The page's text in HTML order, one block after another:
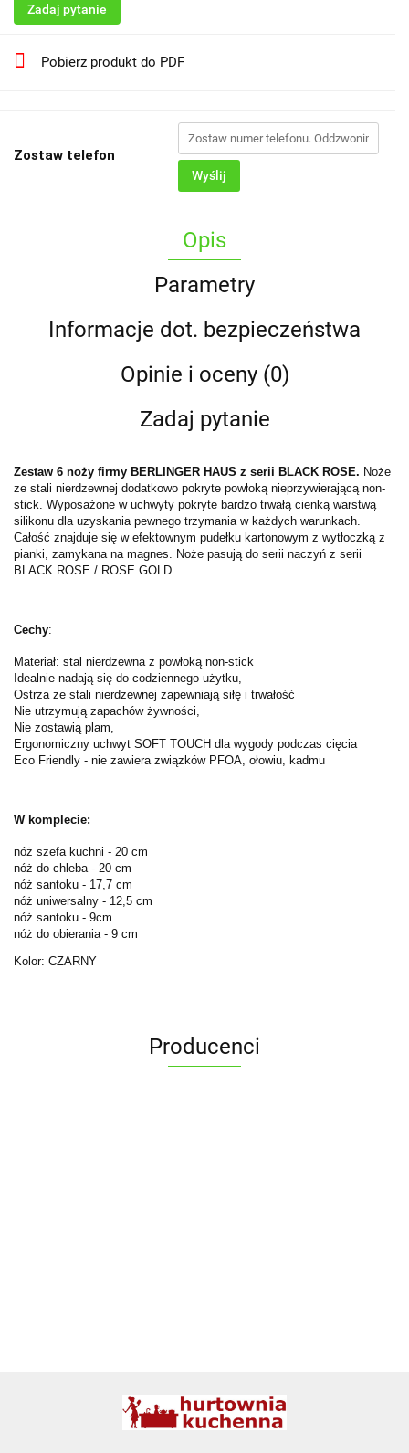
Zadaj pytanie
Pobierz produkt do PDF
Zostaw telefon
Wyślij
Opis
Parametry
Informacje dot. bezpieczeństwa
Opinie i oceny (0)
Zadaj pytanie
Zestaw 6 noży firmy BERLINGER HAUS z serii BLACK ROSE. Noże
ze stali nierdzewnej dodatkowo pokryte powłoką nieprzywierającą non-
stick. Wyposażone w uchwyty pokryte bardzo trwałą cienką warstwą
silikonu dla uzyskania pewnego trzymania w każdych warunkach.
Całość znajduje się w efektownym pudełku kartonowym z wytłoczką z
pianki, zamykana na magnes. Noże pasują do serii naczyń z serii
BLACK ROSE / ROSE GOLD.
Cechy:
Materiał: stal nierdzewna z powłoką non-stick
Idealnie nadają się do codziennego użytku,
Ostrza ze stali nierdzewnej zapewniają siłę i trwałość
Nie utrzymują zapachów żywności,
Nie zostawią plam,
Ergonomiczny uchwyt SOFT TOUCH dla wygody podczas cięcia
Eco Friendly - nie zawiera związków PFOA, ołowiu, kadmu
W komplecie:
nóż szefa kuchni - 20 cm
nóż do chleba - 20 cm
nóż santoku - 17,7 cm
nóż uniwersalny - 12,5 cm
nóż santoku - 9cm
nóż do obierania - 9 cm
Kolor: CZARNY
Producenci